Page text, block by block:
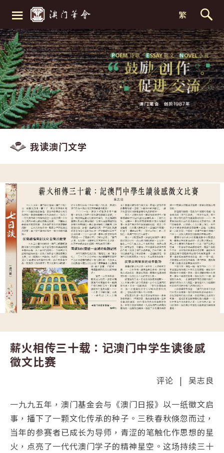
≡ 繁
我读澳门文学
薪火相传三十载：记澳门中学生读後感
徵文比赛
评论 | 吴志良
一九九五年，澳门基金会与《澳门日报》以一纸徵文启
事，播下了一颗文化传承的种子。三秩春秋倏忽而过，
当年的参赛者已成长为导师，青涩的笔触化作思想的星
火，点亮了一代代澳门学子的精神星空。这场持续三十